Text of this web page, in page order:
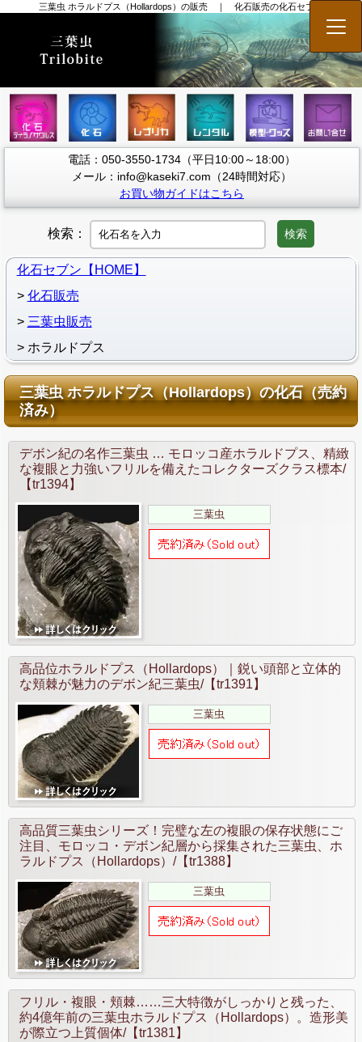
三葉虫 ホラルドプス（Hollardops）の販売 ｜ 化石販売の化石セブン
メ
電話：050-3550-1734（平日10:00～18:00）
メール：info@kaseki7.com（24時間対応）
お買い物ガイドはこちら
検索： 検索
化石セブン【HOME】
化石販売
三葉虫販売
ホラルドプス
三葉虫 ホラルドプス（Hollardops）の化石（売約
済み）
デボン紀の名作三葉虫 … モロッコ産ホラルドプス、精緻
な複眼と力強いフリルを備えたコレクターズクラス標本/
【tr1394】
三葉虫
高品位ホラルドプス（Hollardops）｜鋭い頭部と立体的
な頬棘が魅力のデボン紀三葉虫/【tr1391】
三葉虫
高品質三葉虫シリーズ！完璧な左の複眼の保存状態にご
注目、モロッコ・デボン紀層から採集された三葉虫、ホ
ラルドプス（Hollardops）/【tr1388】
三葉虫
フリル・複眼・頬棘……三大特徴がしっかりと残った、
約4億年前の三葉虫ホラルドプス（Hollardops）。造形美
が際立つ上質個体/【tr1381】